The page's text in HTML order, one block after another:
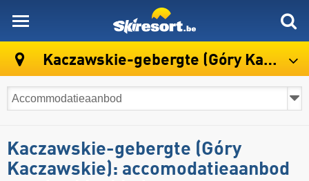
Kaczawskie-gebergte (Góry Kaczawskie)
Kaczawskie-gebergte (Góry
Kaczawskie): accomodatieaanbod